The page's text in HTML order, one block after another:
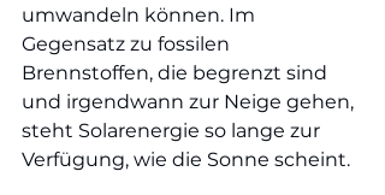
umwandeln können. Im
Gegensatz zu fossilen
Brennstoffen, die begrenzt sind
und irgendwann zur Neige gehen,
steht Solarenergie so lange zur
Verfügung, wie die Sonne scheint.